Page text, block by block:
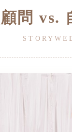
問 vs.